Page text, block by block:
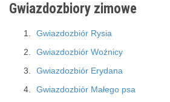
Gwiazdozbiory zimowe
Gwiazdozbiór Rysia
Gwiazdozbiór Woźnicy
Gwiazdozbiór Erydana
Gwiazdozbiór Małego psa